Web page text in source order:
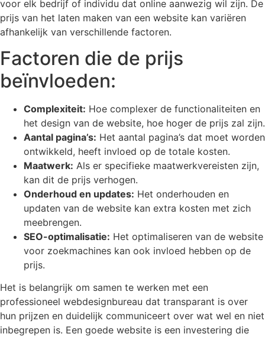
voor elk bedrijf of individu dat online aanwezig wil zijn. De
prijs van het laten maken van een website kan variëren
afhankelijk van verschillende factoren.
Factoren die de prijs
beïnvloeden:
Complexiteit: Hoe complexer de functionaliteiten en
het design van de website, hoe hoger de prijs zal zijn.
Aantal pagina’s: Het aantal pagina’s dat moet worden
ontwikkeld, heeft invloed op de totale kosten.
Maatwerk: Als er specifieke maatwerkvereisten zijn,
kan dit de prijs verhogen.
Onderhoud en updates: Het onderhouden en
updaten van de website kan extra kosten met zich
meebrengen.
SEO-optimalisatie: Het optimaliseren van de website
voor zoekmachines kan ook invloed hebben op de
prijs.
Het is belangrijk om samen te werken met een
professioneel webdesignbureau dat transparant is over
hun prijzen en duidelijk communiceert over wat wel en niet
inbegrepen is. Een goede website is een investering die